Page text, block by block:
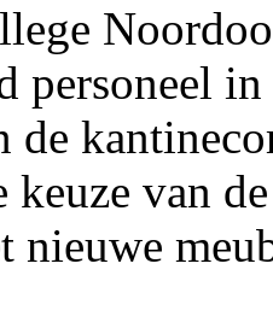
personeel
de
van
nieuwe